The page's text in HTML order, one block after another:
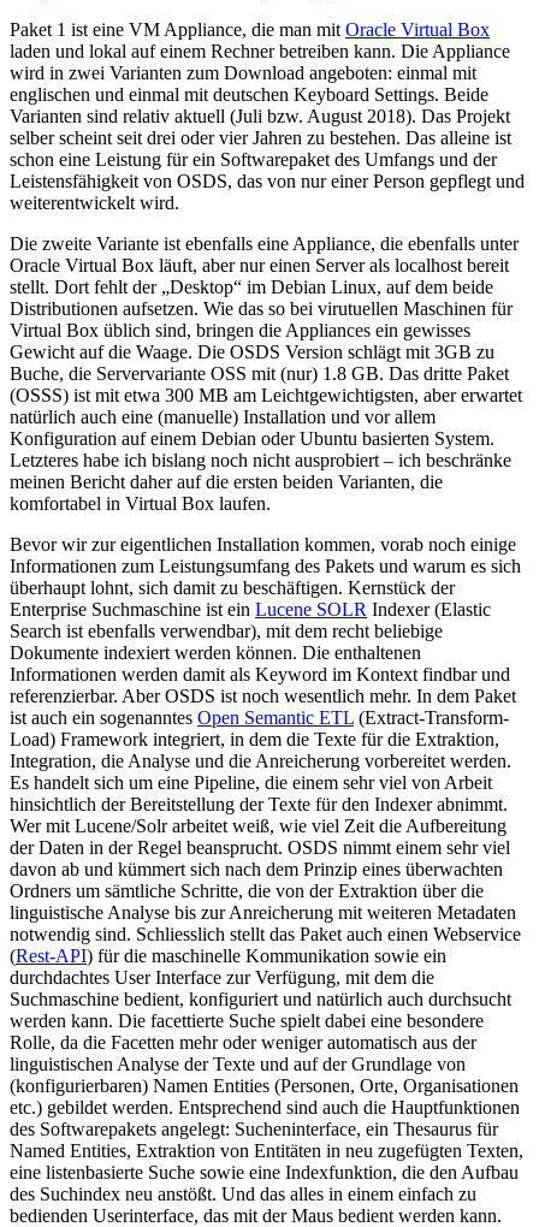
Paket 1 ist eine VM Appliance, die man mit Oracle Virtual Box
laden und lokal auf einem Rechner betreiben kann. Die Appliance
wird in zwei Varianten zum Download angeboten: einmal mit
englischen und einmal mit deutschen Keyboard Settings. Beide
Varianten sind relativ aktuell (Juli bzw. August 2018). Das Projekt
selber scheint seit drei oder vier Jahren zu bestehen. Das alleine ist
schon eine Leistung für ein Softwarepaket des Umfangs und der
Leistensfähigkeit von OSDS, das von nur einer Person gepflegt und
weiterentwickelt wird.
Die zweite Variante ist ebenfalls eine Appliance, die ebenfalls unter
Oracle Virtual Box läuft, aber nur einen Server als localhost bereit
stellt. Dort fehlt der „Desktop“ im Debian Linux, auf dem beide
Distributionen aufsetzen. Wie das so bei virutuellen Maschinen für
Virtual Box üblich sind, bringen die Appliances ein gewisses
Gewicht auf die Waage. Die OSDS Version schlägt mit 3GB zu
Buche, die Servervariante OSS mit (nur) 1.8 GB. Das dritte Paket
(OSSS) ist mit etwa 300 MB am Leichtgewichtigsten, aber erwartet
natürlich auch eine (manuelle) Installation und vor allem
Konfiguration auf einem Debian oder Ubuntu basierten System.
Letzteres habe ich bislang noch nicht ausprobiert – ich beschränke
meinen Bericht daher auf die ersten beiden Varianten, die
komfortabel in Virtual Box laufen.
Bevor wir zur eigentlichen Installation kommen, vorab noch einige
Informationen zum Leistungsumfang des Pakets und warum es sich
überhaupt lohnt, sich damit zu beschäftigen. Kernstück der
Enterprise Suchmaschine ist ein Lucene SOLR Indexer (Elastic
Search ist ebenfalls verwendbar), mit dem recht beliebige
Dokumente indexiert werden können. Die enthaltenen
Informationen werden damit als Keyword im Kontext findbar und
referenzierbar. Aber OSDS ist noch wesentlich mehr. In dem Paket
ist auch ein sogenanntes Open Semantic ETL (Extract-Transform-
Load) Framework integriert, in dem die Texte für die Extraktion,
Integration, die Analyse und die Anreicherung vorbereitet werden.
Es handelt sich um eine Pipeline, die einem sehr viel von Arbeit
hinsichtlich der Bereitstellung der Texte für den Indexer abnimmt.
Wer mit Lucene/Solr arbeitet weiß, wie viel Zeit die Aufbereitung
der Daten in der Regel beansprucht. OSDS nimmt einem sehr viel
davon ab und kümmert sich nach dem Prinzip eines überwachten
Ordners um sämtliche Schritte, die von der Extraktion über die
linguistische Analyse bis zur Anreicherung mit weiteren Metadaten
notwendig sind. Schliesslich stellt das Paket auch einen Webservice
(Rest-API) für die maschinelle Kommunikation sowie ein
durchdachtes User Interface zur Verfügung, mit dem die
Suchmaschine bedient, konfiguriert und natürlich auch durchsucht
werden kann. Die facettierte Suche spielt dabei eine besondere
Rolle, da die Facetten mehr oder weniger automatisch aus der
linguistischen Analyse der Texte und auf der Grundlage von
(konfigurierbaren) Namen Entities (Personen, Orte, Organisationen
etc.) gebildet werden. Entsprechend sind auch die Hauptfunktionen
des Softwarepakets angelegt: Sucheninterface, ein Thesaurus für
Named Entities, Extraktion von Entitäten in neu zugefügten Texten,
eine listenbasierte Suche sowie eine Indexfunktion, die den Aufbau
des Suchindex neu anstößt. Und das alles in einem einfach zu
bedienden Userinterface, das mit der Maus bedient werden kann.